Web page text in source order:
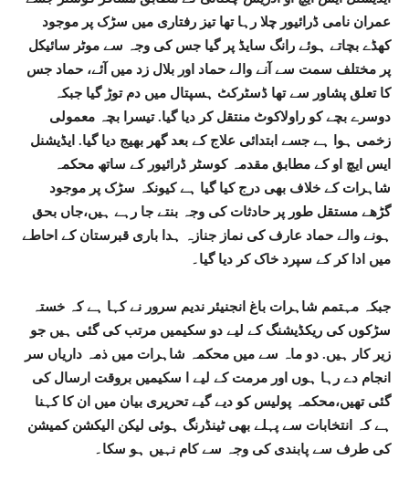
عمران نامی ڈرائیور چلا رہا تھا تیز رفتاری میں سڑک پر موجود
کھڈے بچاتے ہوئے رانگ سایڈ پر گیا جس کی وجہ سے موٹر سائیکل
پر مختلف سمت سے آنے والے حماد اور بلال زد میں آئے، حماد جس
کا تعلق پشاور سے تھا ڈسٹرکٹ ہسپتال میں دم توڑ گیا جبکہ
دوسرے بچے کو راولاکوٹ منتقل کر دیا گیا. تیسرا بچہ معمولی
زخمی ہوا ہے جسے ابتدائی علاج کے بعد گھر بھیج دیا گیا. ایڈیشنل
ایس ایچ او کے مطابق مقدمہ کوسٹر ڈرائیور کے ساتھ محکمہ
شاہرات کے خلاف بھی درج کیا گیا ہے کیونکہ سڑک پر موجود
گڑھے مستقل طور پر حادثات کی وجہ بنتے جا رہے ہیں،جاں بحق
ہونے والے حماد عارف کی نماز جنازہ ہدا باری قبرستان کے احاطے
میں ادا کر کے سپرد خاک کر دیا گیا۔
جبکہ مہتمم شاہرات باغ انجنیئر ندیم سرور نے کہا ہے کہ خستہ
سڑکوں کی ریکڈیشنگ کے لیے دو سکیمیں مرتب کی گئی ہیں جو
زیر کار ہیں. دو ماہ سے میں محکمہ شاہرات میں ذمہ داریاں سر
انجام دے رہا ہوں اور مرمت کے لیے ا سکیمیں بروقت ارسال کی
گئی تھیں،محکمہ پولیس کو دیے گیے تحریری بیان میں ان کا کہنا
ہے کہ انتخابات سے پہلے بھی ٹینڈرنگ ہوئی لیکن الیکشن کمیشن
کی طرف سے پابندی کی وجہ سے کام نہیں ہو سکا۔